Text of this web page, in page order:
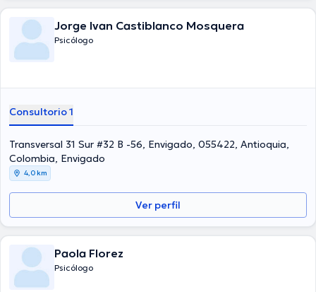
Jorge Ivan Castiblanco Mosquera
Psicólogo
Consultorio 1
Transversal 31 Sur #32 B -56, Envigado, 055422, Antioquia,
Colombia, Envigado
4,0 km
Ver perfil
Paola Florez
Psicólogo